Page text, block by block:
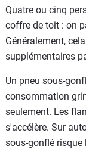
Quatre ou cinq
coffre de toit : on
Généralement,
supplémentaires
Un pneu sous-
consommation
seulement. Les
s'accélère. Sur
sous-gonflé risque